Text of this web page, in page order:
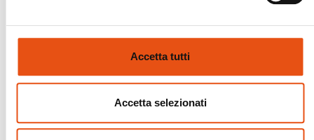
Accetta tutti
Accetta selezionati